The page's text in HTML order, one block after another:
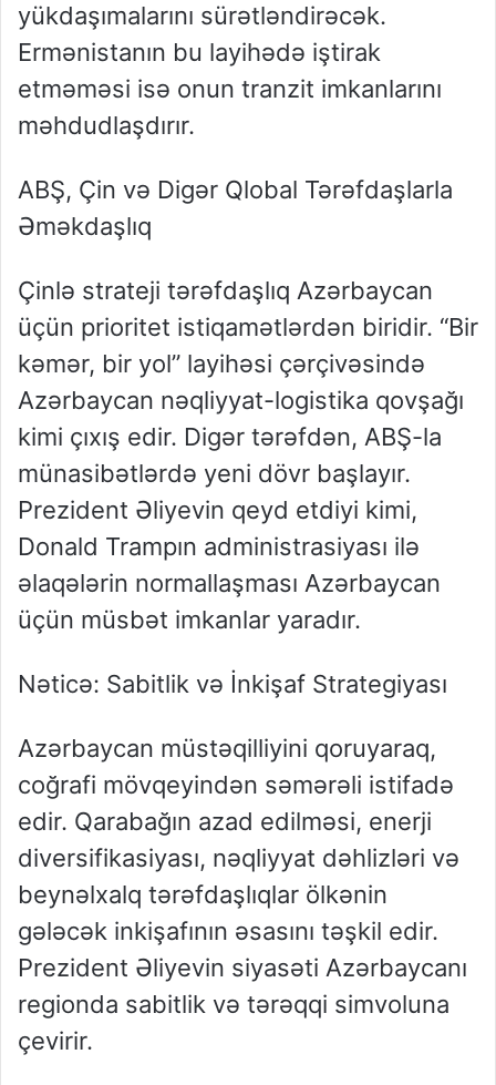
yükdaşımalarını sürətləndirəcək.
Ermənistanın bu layihədə iştirak
etməməsi isə onun tranzit imkanlarını
məhdudlaşdırır.
ABŞ, Çin və Digər Qlobal Tərəfdaşlarla
Əməkdaşlıq
Çinlə strateji tərəfdaşlıq Azərbaycan
üçün prioritet istiqamətlərdən biridir. “Bir
kəmər, bir yol” layihəsi çərçivəsində
Azərbaycan nəqliyyat-logistika qovşağı
kimi çıxış edir. Digər tərəfdən, ABŞ-la
münasibətlərdə yeni dövr başlayır.
Prezident Əliyevin qeyd etdiyi kimi,
Donald Trampın administrasiyası ilə
əlaqələrin normallaşması Azərbaycan
üçün müsbət imkanlar yaradır.
Nəticə: Sabitlik və İnkişaf Strategiyası
Azərbaycan müstəqilliyini qoruyaraq,
coğrafi mövqeyindən səmərəli istifadə
edir. Qarabağın azad edilməsi, enerji
diversifikasiyası, nəqliyyat dəhlizləri və
beynəlxalq tərəfdaşlıqlar ölkənin
gələcək inkişafının əsasını təşkil edir.
Prezident Əliyevin siyasəti Azərbaycanı
regionda sabitlik və tərəqqi simvoluna
çevirir.